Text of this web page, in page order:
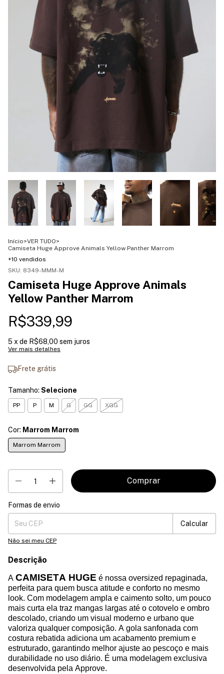
Início>VER TUDO>
Camiseta Huge Approve Animals Yellow Panther Marrom
+10 vendidos
SKU: 8349-MMM-M
Camiseta Huge Approve Animals
Yellow Panther Marrom
R$339,99
5 x de R$68,00 sem juros
Ver mais detalhes
Frete grátis
Tamanho: Selecione
PP P M G GG XGG
Cor: Marrom Marrom
Marrom Marrom
Entregas para o CEP:
Formas de envio
Calcular
Não sei meu CEP
Descrição
A CAMISETA HUGE é nossa oversized repaginada,
perfeita para quem busca atitude e conforto no mesmo
look. Com modelagem ampla e caimento solto, um pouco
mais curta ela traz mangas largas até o cotovelo e ombro
descolado, criando um visual moderno e urbano que
valoriza qualquer composição. A gola sanfonada com
costura rebatida adiciona um acabamento premium e
estruturado, garantindo melhor ajuste ao pescoço e mais
durabilidade no uso diário. É uma modelagem exclusiva
desenvolvida pela Approve.